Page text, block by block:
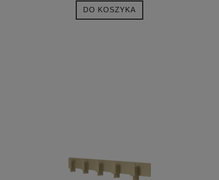
DO KOSZYKA